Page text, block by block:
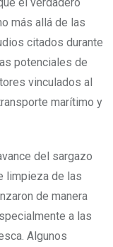
más allá de las
citados durante
potenciales de
vinculados al
marítimo y
del sargazo
limpieza de las
de manera
a las
Algunos